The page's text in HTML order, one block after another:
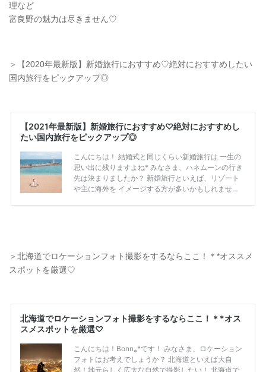
理など
富良野の魅力は尽きません♡
＞【2020年最新版】新婚旅行におすすめ♡絶対におすすめしたい
国内旅行をピックアップ◎
＞北海道でロケーションフォト撮影をするならここ！＊*オススメ
スポットを厳選♡